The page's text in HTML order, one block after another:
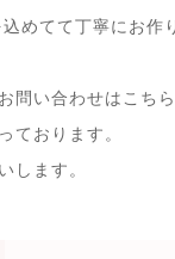
めてて丁寧にお作
問い合わせはこち
ております。
します。